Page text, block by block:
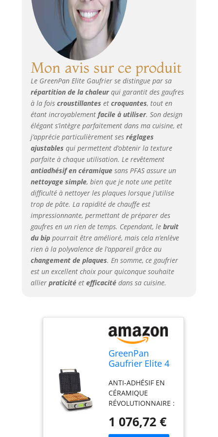
vaisselle : éteignez
les assiettes et
jetez-les au lave-
vaisselle pour éviter
tout désordre dur.
revêtement
antiadhésif en
céramique
signature est
exempt de PFAS,
PFOA, plomb ou
cadmium. Plaques
en aluminium
moulé sous
pression : les
plaques amovibles
et ultra-durables
offrent une
conductivité
thermique optimale
et des
performances
supérieures.
CONTRÔLE
RÉGLABLE DES
DOMMAGES &
CRUNCH : Trouvez
ENSEMBLES DE
PLAQUES DE
PLAQUES DE
PLAQUES DE
gaufres
américaines
classiques parfaites
belges plus
épaisses. ECRAN
Mon avis sur ce produit
Le GreenPan Elite Gaufrier se distingue par sa
répartition de la chaleurqui garantit des gaufres
à la fois croustillantes et croquantes, tout en
étant incroyablement facile à utiliser. Son design
élégant s’intègre parfaitement dans ma cuisine, et
j’apprécie particulièrement ses réglages
ajustables qui permettent d’obtenir la texture
parfaite à chaque utilisation. Le revêtement
antiadhésif en céramiquesans PFAS assure un
nettoyage simple, bien que je note une petite
difficulté à nettoyer les plaques lorsque j’utilise
trop de pâte. La rapidité de chauffe est
impressionnante, permettant de préparer des
gaufres en un rien de temps. Cependant, le bruit
du bippourrait être amélioré, mais cela n’enlève
rien à la polyvalence de l’appareil grâce au
changement de plaques. En somme, ce gaufrier
est un excellent choix pour quiconque souhaite
allier praticitéet efficacitédans sa cuisine.
GreenPan
Gaufrier Elite 4
Classique,
Plaques
lavables au
lave-vaisselle
en céramique
ANTI-ADHÉSIF EN
CÉRAMIQUE
RÉVOLUTIONNAIRE :
revêtement
antiadhésif en
1 076,72 €